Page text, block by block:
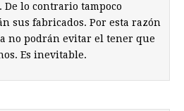
De lo contrario tampoco
sus fabricados. Por esta razón
no podrán evitar el tener que
Es inevitable.